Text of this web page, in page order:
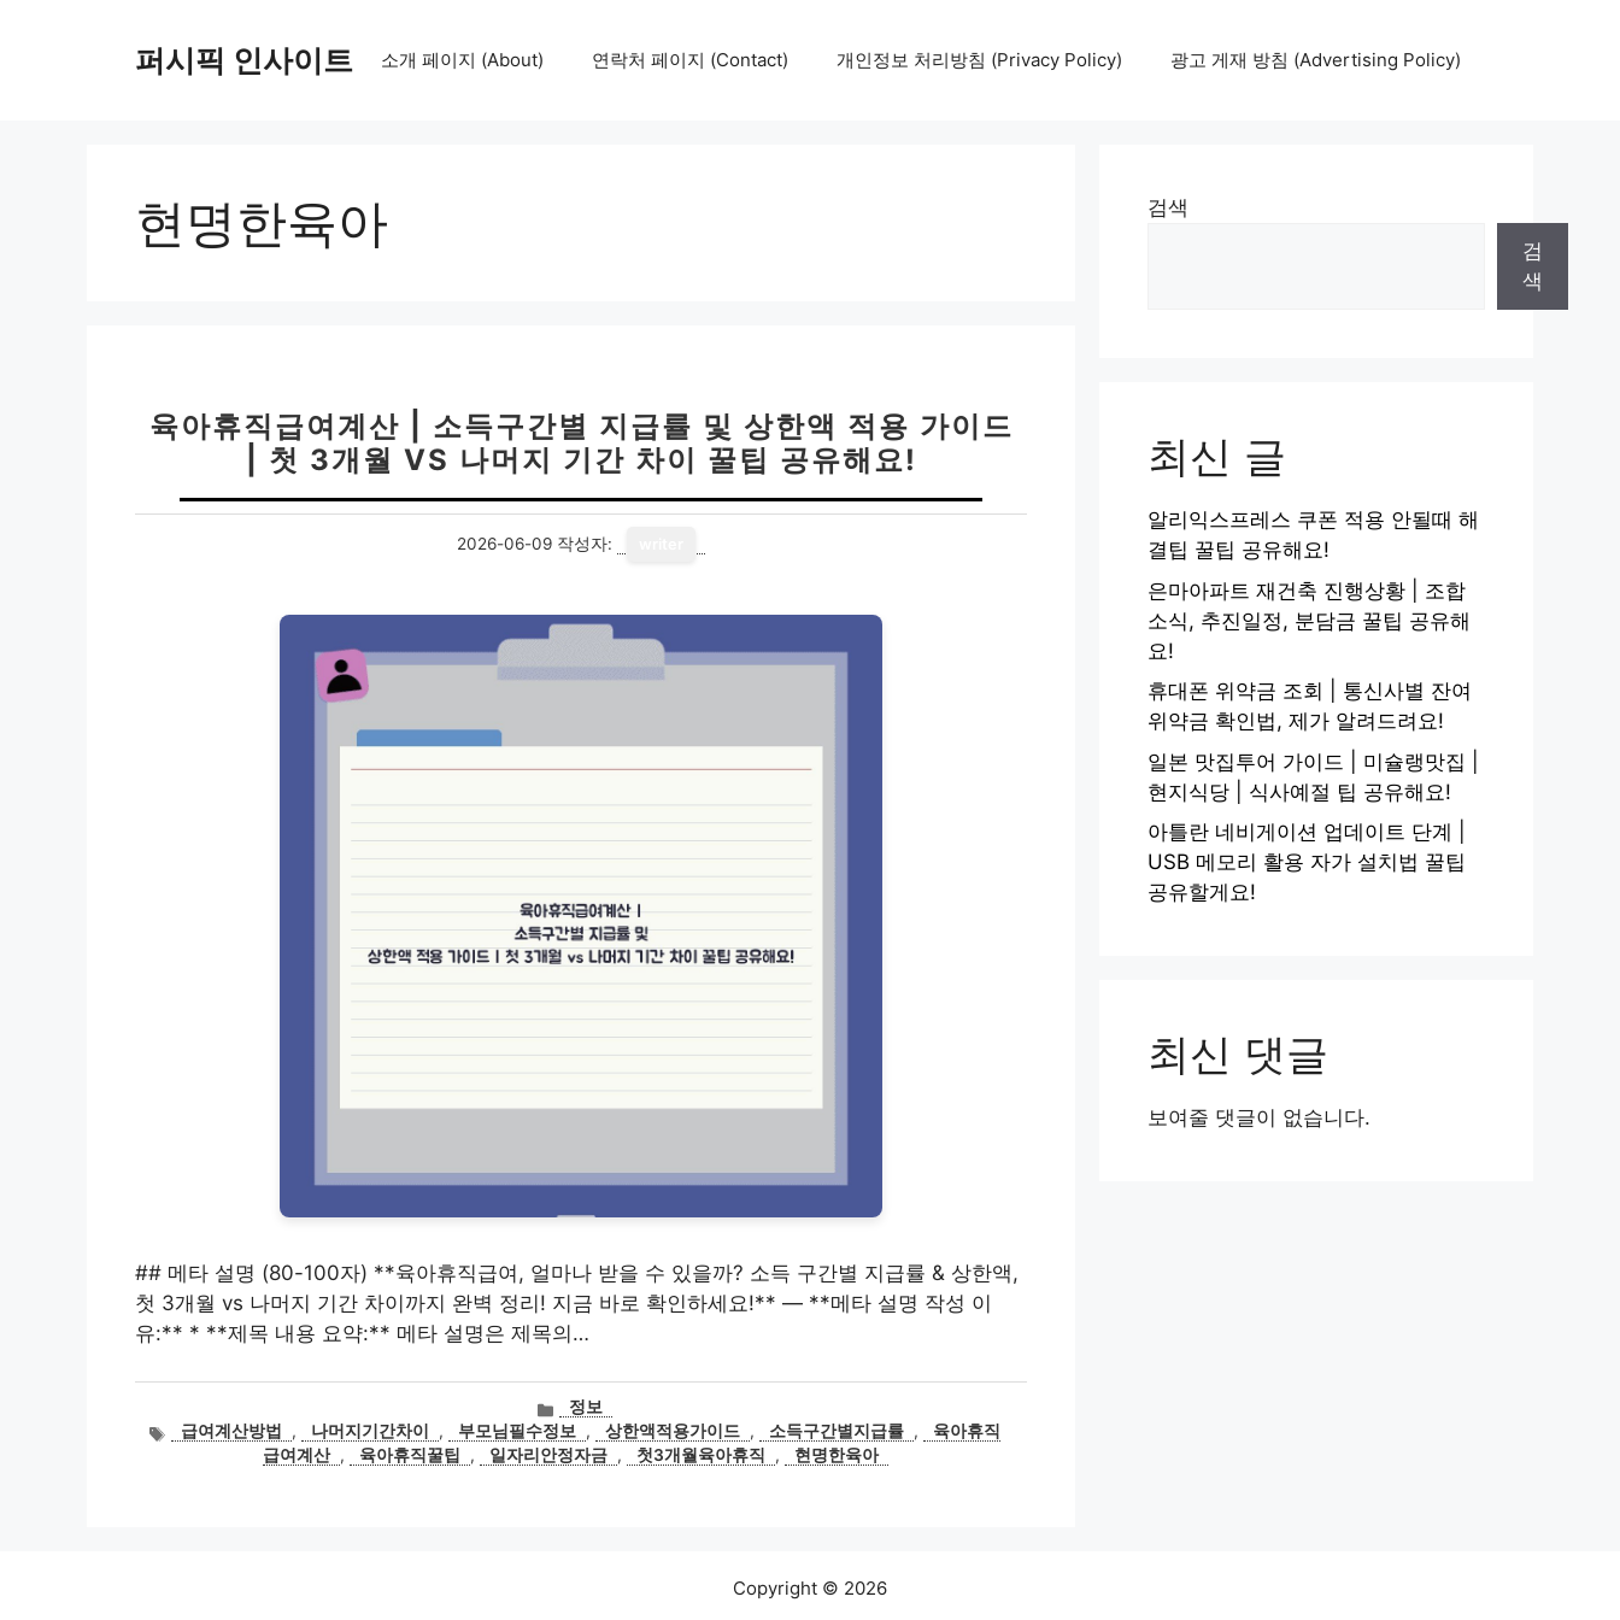
퍼시픽 인사이트 소개 페이지 (About) 연락처 페이지 (Contact) 개인정보 처리방침 (Privacy Policy) 광고 게재 방침 (Advertising Policy)
현명한육아
육아휴직급여계산 | 소득구간별 지급률 및 상한액 적용 가이드
| 첫 3개월 VS 나머지 기간 차이 꿀팁 공유해요!
2026-06-09 작성자:
## 메타 설명 (80-100자) **육아휴직급여, 얼마나 받을 수 있을까? 소득 구간별 지급률 & 상한액,
첫 3개월 vs 나머지 기간 차이까지 완벽 정리! 지금 바로 확인하세요!** — **메타 설명 작성 이
유:** * **제목 내용 요약:** 메타 설명은 제목의…
카
테
고
정보
태급여계산방법 , 나머지기간차이 , 부모님필수정보 , 상한액적용가이드 , 소득구간별지급률 ,
육아휴직
급여계산 , 육아휴직꿀팁 , 일자리안정자금 , 첫3개월육아휴직 , 현명한육아
검색
검
색
최신 글
알리익스프레스 쿠폰 적용 안될때 해
결팁 꿀팁 공유해요!
은마아파트 재건축 진행상황 | 조합
소식, 추진일정, 분담금 꿀팁 공유해
요!
휴대폰 위약금 조회 | 통신사별 잔여
위약금 확인법, 제가 알려드려요!
일본 맛집투어 가이드 | 미슐랭맛집 |
현지식당 | 식사예절 팁 공유해요!
아틀란 네비게이션 업데이트 단계 |
USB 메모리 활용 자가 설치법 꿀팁
공유할게요!
최신 댓글
보여줄 댓글이 없습니다.
Copyright © 2026